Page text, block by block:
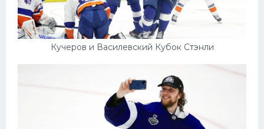
Кучеров и Василевский Кубок Стэнли